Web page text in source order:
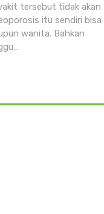
tersebut tidak akan
itu sendiri bisa
wanita. Bahkan